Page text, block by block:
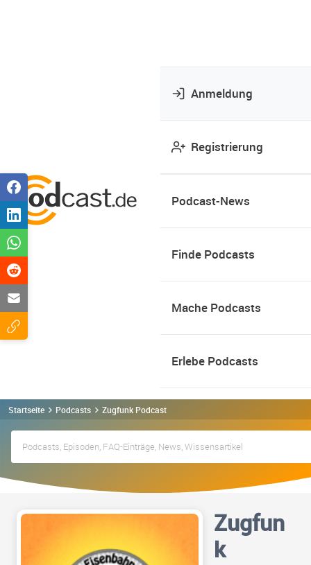
Anmeldung
Registrierung
Podcast-News
Finde Podcasts
Mache Podcasts
Erlebe Podcasts
Startseite Podcasts Zugfunk Podcast
Zugfun
k